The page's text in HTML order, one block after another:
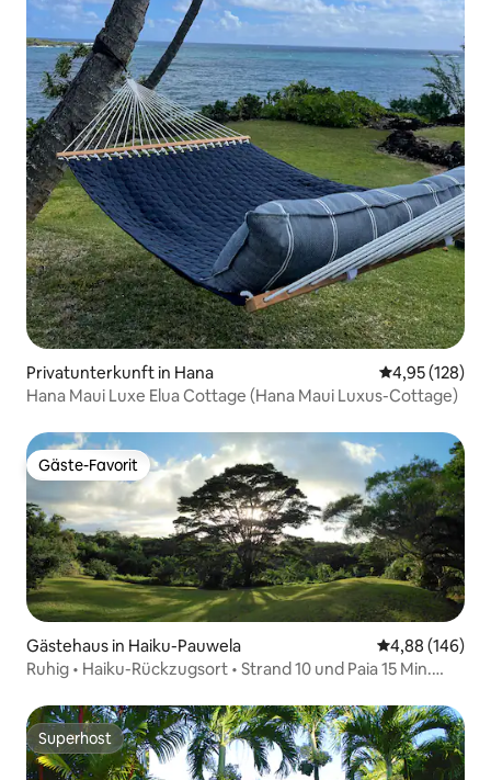
Privatunterkunft in Hana
4,95 (128)
Hana Maui Luxe Elua Cottage (Hana Maui Luxus-Cottage)
Gäste-Favorit
Gäste-Favorit
Gästehaus in Haiku-Pauwela
4,88 (146)
Ruhig • Haiku-Rückzugsort • Strand 10 und Paia 15 Min.
Superhost
Superhost